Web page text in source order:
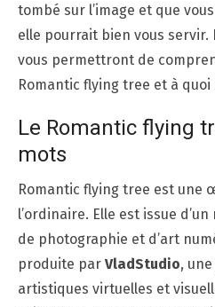
tombé sur l’image et que
elle pourrait bien vous servir.
vous permettront de
Romantic flying tree et à quoi
Le Romantic flying
mots
Romantic flying tree est une
l’ordinaire. Elle est issue
de photographie et d’art
produite par VladStudio,
artistiques virtuelles et